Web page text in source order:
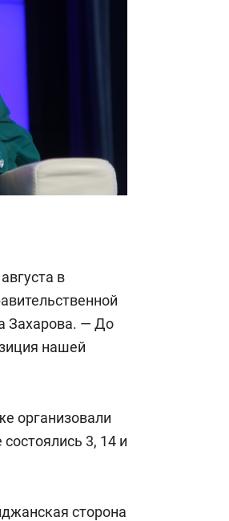
в
Захарова. — До
нашей
организовали
3, 14 и
сторона